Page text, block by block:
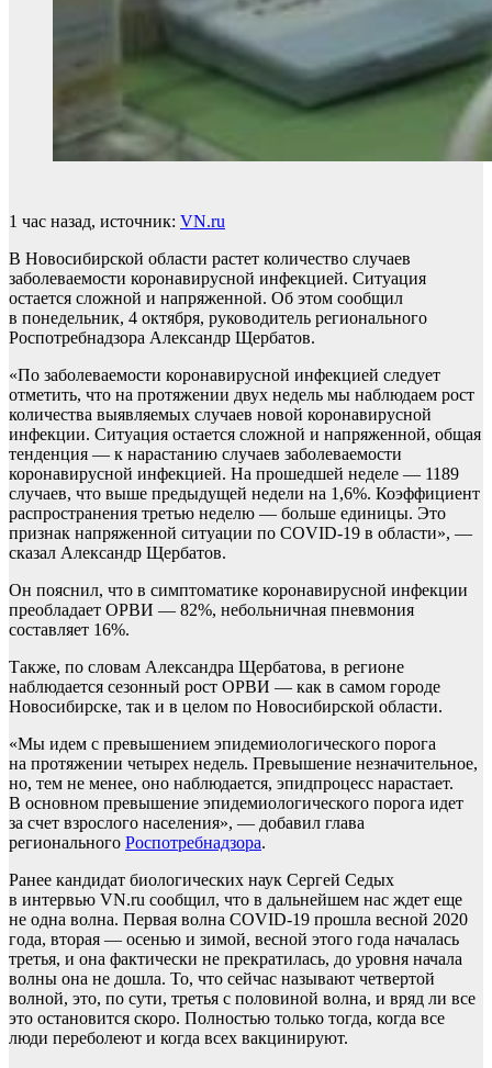
1 час назад, источник: VN.ru
В Новосибирской области растет количество случаев
заболеваемости коронавирусной инфекцией. Ситуация
остается сложной и напряженной. Об этом сообщил
в понедельник, 4 октября, руководитель регионального
Роспотребнадзора Александр Щербатов.
«По заболеваемости коронавирусной инфекцией следует
отметить, что на протяжении двух недель мы наблюдаем рост
количества выявляемых случаев новой коронавирусной
инфекции. Ситуация остается сложной и напряженной, общая
тенденция — к нарастанию случаев заболеваемости
коронавирусной инфекцией. На прошедшей неделе — 1189
случаев, что выше предыдущей недели на 1,6%. Коэффициент
распространения третью неделю — больше единицы. Это
признак напряженной ситуации по COVID-19 в области», —
сказал Александр Щербатов.
Он пояснил, что в симптоматике коронавирусной инфекции
преобладает ОРВИ — 82%, небольничная пневмония
составляет 16%.
Также, по словам Александра Щербатова, в регионе
наблюдается сезонный рост ОРВИ — как в самом городе
Новосибирске, так и в целом по Новосибирской области.
«Мы идем с превышением эпидемиологического порога
на протяжении четырех недель. Превышение незначительное,
но, тем не менее, оно наблюдается, эпидпроцесс нарастает.
В основном превышение эпидемиологического порога идет
за счет взрослого населения», — добавил глава
регионального Роспотребнадзора.
Ранее кандидат биологических наук Сергей Седых
в интервью VN.ru сообщил, что в дальнейшем нас ждет еще
не одна волна. Первая волна COVID-19 прошла весной 2020
года, вторая — осенью и зимой, весной этого года началась
третья, и она фактически не прекратилась, до уровня начала
волны она не дошла. То, что сейчас называют четвертой
волной, это, по сути, третья с половиной волна, и вряд ли все
это остановится скоро. Полностью только тогда, когда все
люди переболеют и когда всех вакцинируют.